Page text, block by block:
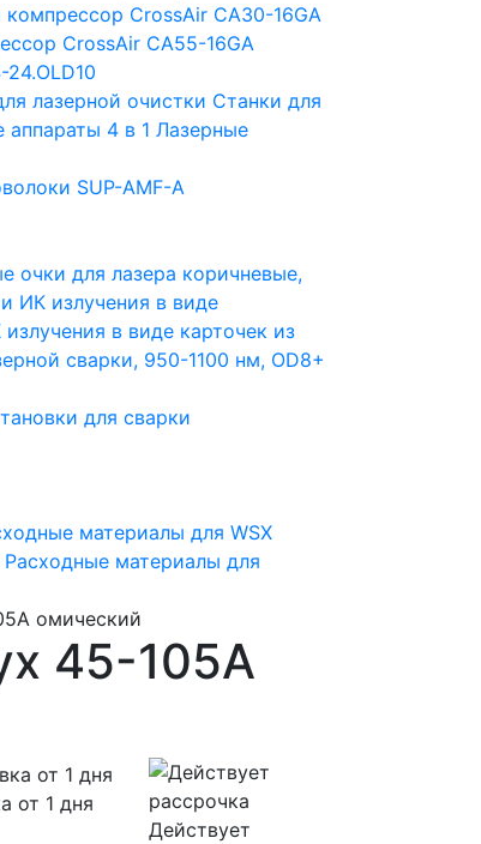
компрессор CrossAir CA30-16GA
CrossAir CA55-16GA
лазерной очистки Станки для
аппараты 4 в 1 Лазерные
SUP-AMF-A
очки для лазера коричневые,
ИК излучения в виде
в виде карточек из
сварки, 950-1100 нм, OD8+
для сварки
материалы для WSX
Расходные материалы для
омический
45-105А
от 1 дня
Действует